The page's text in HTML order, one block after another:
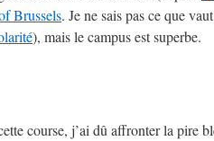
Brussels. Je ne sais pas ce que
), mais le campus est superbe.
course, j’ai dû affronter la pire